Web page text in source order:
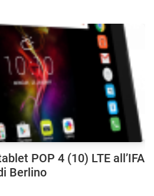
POP 4 (10) LTE all’IFA
Berlino